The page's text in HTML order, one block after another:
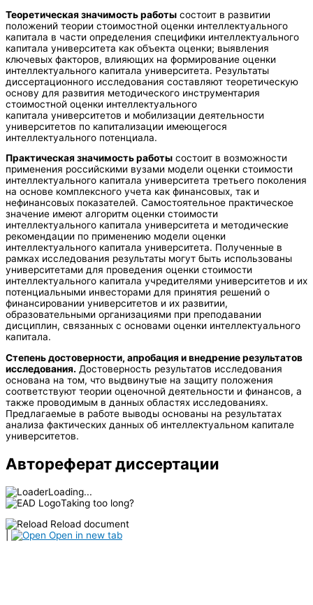
Теоретическая значимость работы состоит в развитии
положений теории стоимостной оценки интеллектуального
капитала в части определения специфики интеллектуального
капитала университета как объекта оценки; выявления
ключевых факторов, влияющих на формирование оценки
интеллектуального капитала университета. Результаты
диссертационного исследования составляют теоретическую
основу для развития методического инструментария
стоимостной оценки интеллектуального
капитала университетов и мобилизации деятельности
университетов по капитализации имеющегося
интеллектуального потенциала.
Практическая значимость работы состоит в возможности
применения российскими вузами модели оценки стоимости
интеллектуального капитала университета третьего поколения
на основе комплексного учета как финансовых, так и
нефинансовых показателей. Самостоятельное практическое
значение имеют алгоритм оценки стоимости
интеллектуального капитала университета и методические
рекомендации по применению модели оценки
интеллектуального капитала университета. Полученные в
рамках исследования результаты могут быть использованы
университетами для проведения оценки стоимости
интеллектуального капитала учредителями университетов и их
потенциальными инвесторами для принятия решений о
финансировании университетов и их развитии,
образовательными организациями при преподавании
дисциплин, связанных с основами оценки интеллектуального
капитала.
Степень достоверности, апробация и внедрение результатов
исследования. Достоверность результатов исследования
основана на том, что выдвинутые на защиту положения
соответствуют теории оценочной деятельности и финансов, а
также проводимым в данных областях исследованиях.
Предлагаемые в работе выводы основаны на результатах
анализа фактических данных об интеллектуальном капитале
университетов.
Автореферат диссертации
Loading...
Taking too long?
Reload document
Open in new tab